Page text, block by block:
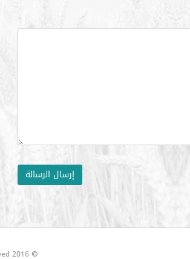
إرسال الرسالة
© 2016 IAOM Mideast & Africa Region. All rights reserved